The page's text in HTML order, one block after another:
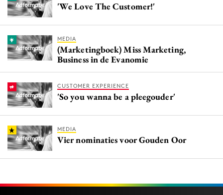
'We Love The Customer!'
MEDIA
(Marketingboek) Miss Marketing,
Business in de Evanomie
CUSTOMER EXPERIENCE
'So you wanna be a pleegouder'
MEDIA
Vier nominaties voor Gouden Oor